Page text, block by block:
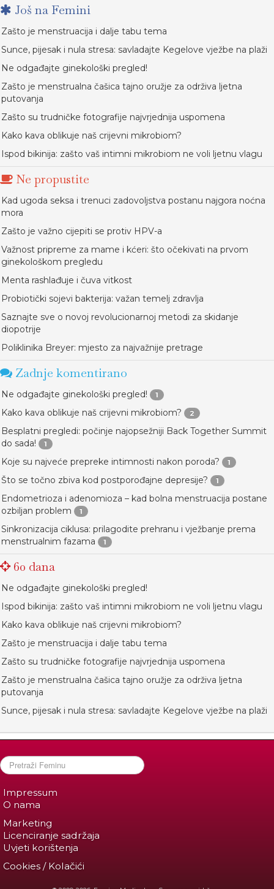
Još na Femini
Zašto je menstruacija i dalje tabu tema
Sunce, pijesak i nula stresa: savladajte Kegelove vježbe na plaži
Ne odgađajte ginekološki pregled!
Zašto je menstrualna čašica tajno oružje za održiva ljetna
putovanja
Zašto su trudničke fotografije najvrjednija uspomena
Kako kava oblikuje naš crijevni mikrobiom?
Ispod bikinija: zašto vaš intimni mikrobiom ne voli ljetnu vlagu
Ne propustite
Kad ugoda seksa i trenuci zadovoljstva postanu najgora noćna
mora
Zašto je važno cijepiti se protiv HPV-a
Važnost pripreme za mame i kćeri: što očekivati na prvom
ginekološkom pregledu
Menta rashlađuje i čuva vitkost
Probiotički sojevi bakterija: važan temelj zdravlja
Saznajte sve o novoj revolucionarnoj metodi za skidanje
diopotrije
Poliklinika Breyer: mjesto za najvažnije pretrage
Zadnje komentirano
Ne odgađajte ginekološki pregled! 1
Kako kava oblikuje naš crijevni mikrobiom? 2
Besplatni pregledi: počinje najopsežniji Back Together Summit
do sada!
1
Koje su najveće prepreke intimnosti nakon poroda? 1
Što se točno zbiva kod postporođajne depresije? 1
Endometrioza i adenomioza – kad bolna menstruacija postane
ozbiljan problem
1
Sinkronizacija ciklusa: prilagodite prehranu i vježbanje prema
menstrualnim fazama
1
60 dana
Ne odgađajte ginekološki pregled!
Ispod bikinija: zašto vaš intimni mikrobiom ne voli ljetnu vlagu
Kako kava oblikuje naš crijevni mikrobiom?
Zašto je menstruacija i dalje tabu tema
Zašto su trudničke fotografije najvrjednija uspomena
Zašto je menstrualna čašica tajno oružje za održiva ljetna
putovanja
Sunce, pijesak i nula stresa: savladajte Kegelove vježbe na plaži
Impressum
O nama
Marketing
Licenciranje sadržaja
Uvjeti korištenja
Cookies / Kolačići